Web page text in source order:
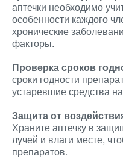
аптечки необходимо
особенности каждого
хронические
факторы.
Проверка сроков
сроки годности
устаревшие средства
Защита от
Храните аптечку в
лучей и влаги месте,
препаратов.